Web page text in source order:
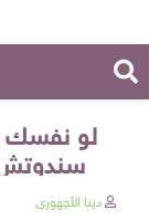
سندوتش
دينا الأجهورى